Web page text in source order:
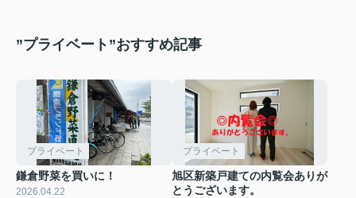
”プライベート”おすすめ記事
プライベート
鎌倉野菜を買いに！
2026.04.22
プライベート
旭区新築戸建ての内覧会ありが
とうございます。